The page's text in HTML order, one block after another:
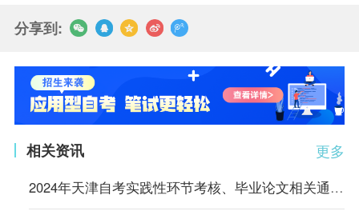
分享到:
更多
相关资讯
2024年天津自考实践性环节考核、毕业论文相关通知汇总